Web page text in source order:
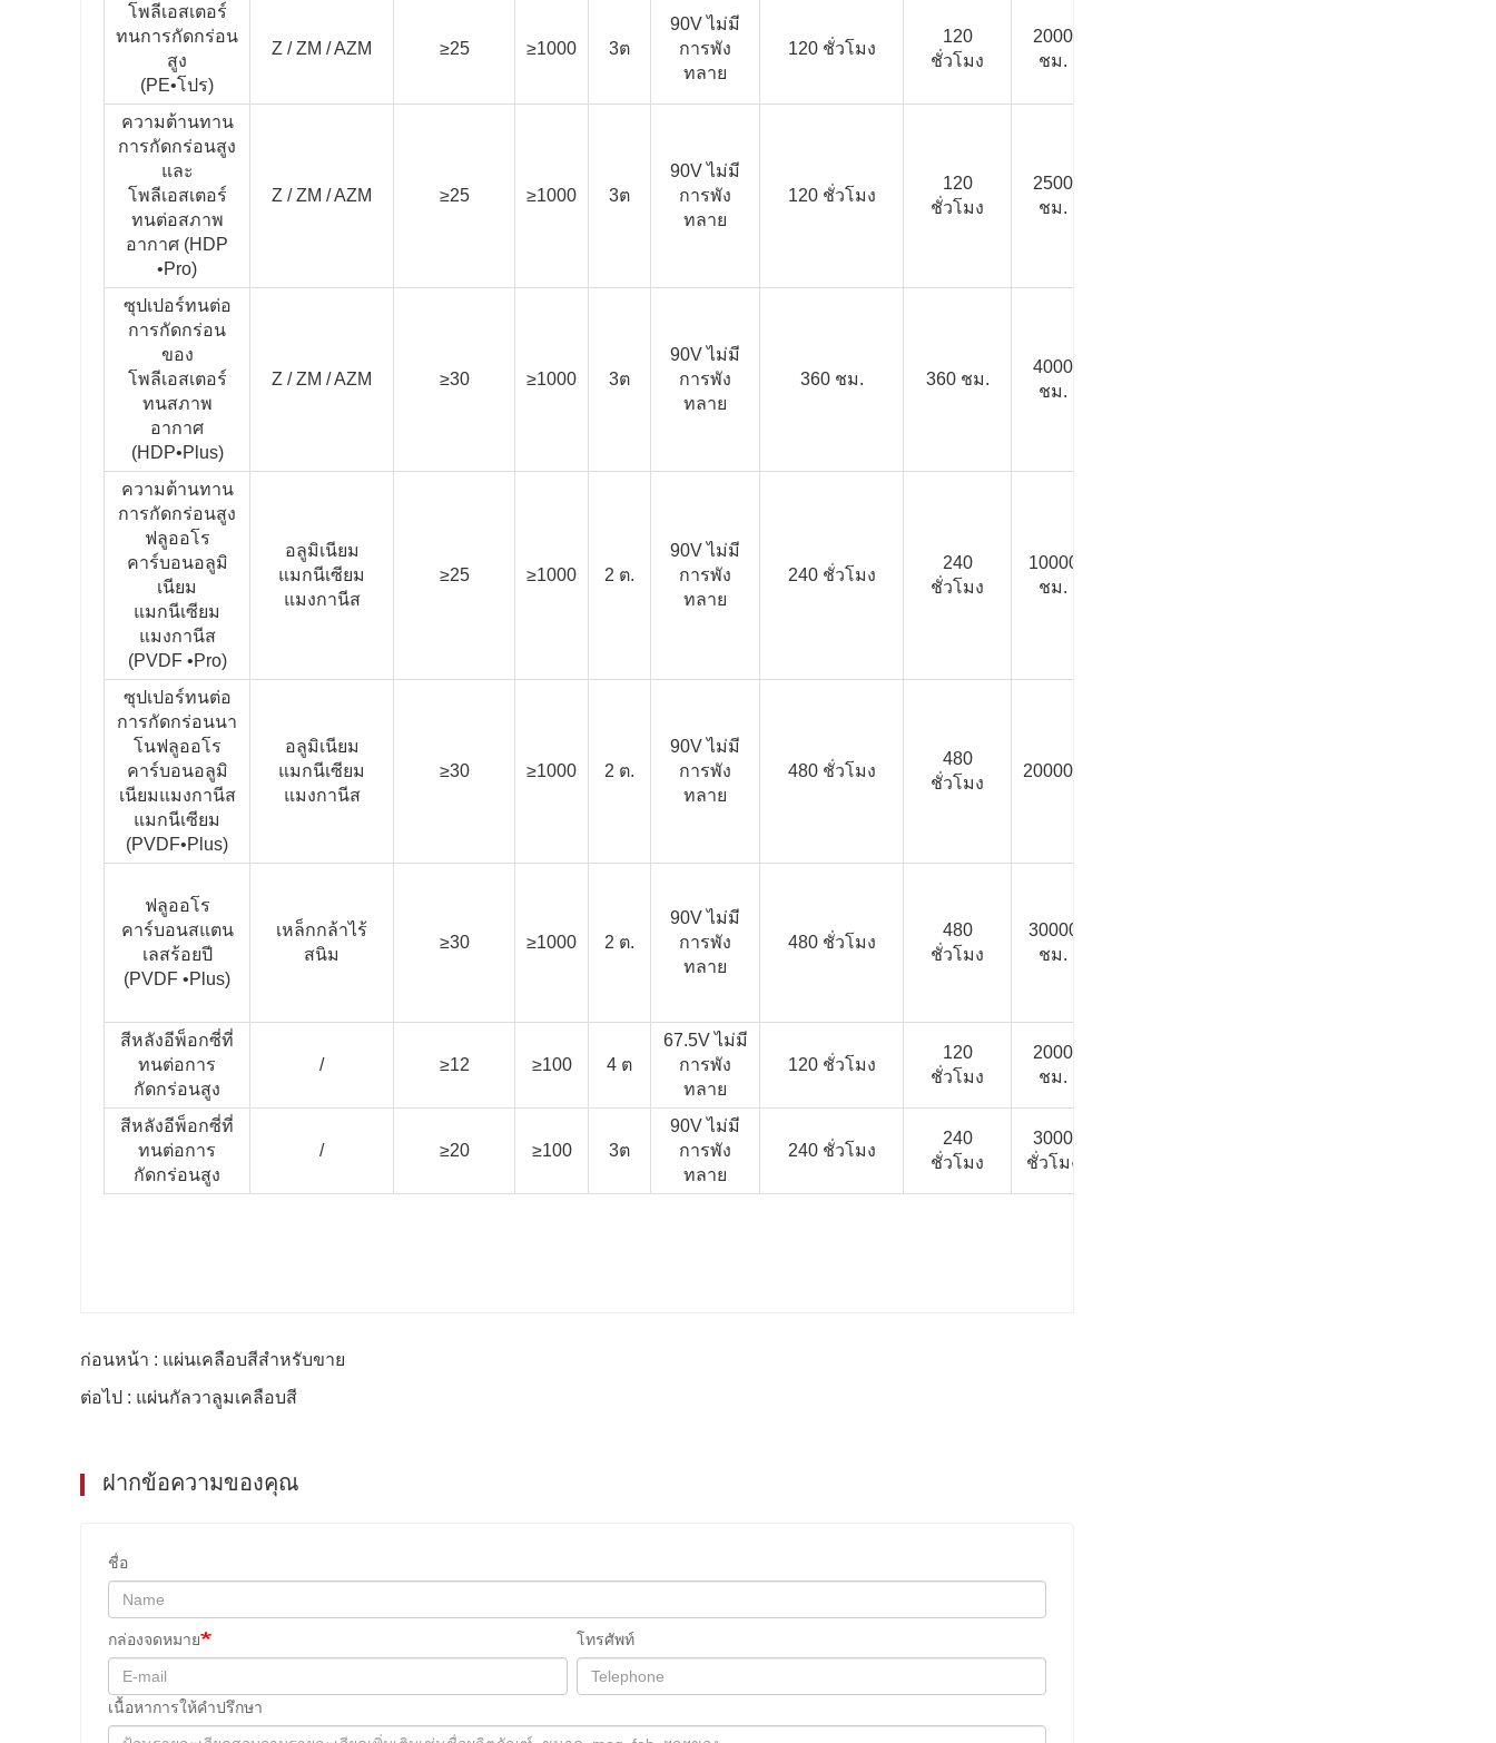
โพลีเอสเตอร์
ทนการกัดกร่อน
สูง
(PE•โปร)
Z / ZM / AZM ≥25 ≥1000 3ต
90V ไม่มี
การพัง
ทลาย
120 ชั่วโมง
120
ชั่วโมง
2000
ชม.
ความต้านทาน
การกัดกร่อนสูง
และ
โพลีเอสเตอร์
ทนต่อสภาพ
อากาศ (HDP
•Pro)
Z / ZM / AZM ≥25 ≥1000 3ต
90V ไม่มี
การพัง
ทลาย
120 ชั่วโมง
120
ชั่วโมง
2500
ชม.
ซุปเปอร์ทนต่อ
การกัดกร่อน
ของ
โพลีเอสเตอร์
ทนสภาพ
อากาศ
(HDP•Plus)
Z / ZM / AZM ≥30 ≥1000 3ต
90V ไม่มี
การพัง
ทลาย
360 ชม. 360 ชม.
4000
ชม.
ความต้านทาน
การกัดกร่อนสูง
ฟลูออโร
คาร์บอนอลูมิ
เนียม
แมกนีเซียม
แมงกานีส
(PVDF •Pro)
อลูมิเนียม
แมกนีเซียม
แมงกานีส
≥25 ≥1000 2 ต.
90V ไม่มี
การพัง
ทลาย
240 ชั่วโมง
240
ชั่วโมง
10000
ชม.
ซุปเปอร์ทนต่อ
การกัดกร่อนนา
โนฟลูออโร
คาร์บอนอลูมิ
เนียมแมงกานีส
แมกนีเซียม
(PVDF•Plus)
อลูมิเนียม
แมกนีเซียม
แมงกานีส
≥30 ≥1000 2 ต.
90V ไม่มี
การพัง
ทลาย
480 ชั่วโมง
480
ชั่วโมง
20000h
ฟลูออโร
คาร์บอนสแตน
เลสร้อยปี
(PVDF •Plus)
เหล็กกล้าไร้
สนิม
≥30 ≥1000 2 ต.
90V ไม่มี
การพัง
ทลาย
480 ชั่วโมง
480
ชั่วโมง
30000
ชม.
สีหลังอีพ็อกซี่ที่
ทนต่อการ
กัดกร่อนสูง
/ ≥12 ≥100 4 ต
67.5V ไม่มี
การพัง
ทลาย
120 ชั่วโมง
120
ชั่วโมง
2000
ชม.
สีหลังอีพ็อกซี่ที่
ทนต่อการ
กัดกร่อนสูง
/ ≥20 ≥100 3ต
90V ไม่มี
การพัง
ทลาย
240 ชั่วโมง
240
ชั่วโมง
3000
ชั่วโมง
ก่อนหน้า : แผ่นเคลือบสีสําหรับขาย
ต่อไป : แผ่นกัลวาลูมเคลือบสี
ฝากข้อความของคุณ
ชื่อ
กล่องจดหมาย โทรศัพท์
เนื้อหาการให้คําปรึกษา